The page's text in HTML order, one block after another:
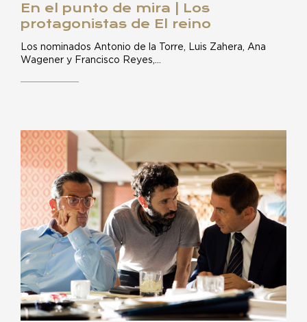
En el punto de mira | Los
protagonistas de El reino
Los nominados Antonio de la Torre, Luis Zahera, Ana
Wagener y Francisco Reyes,…